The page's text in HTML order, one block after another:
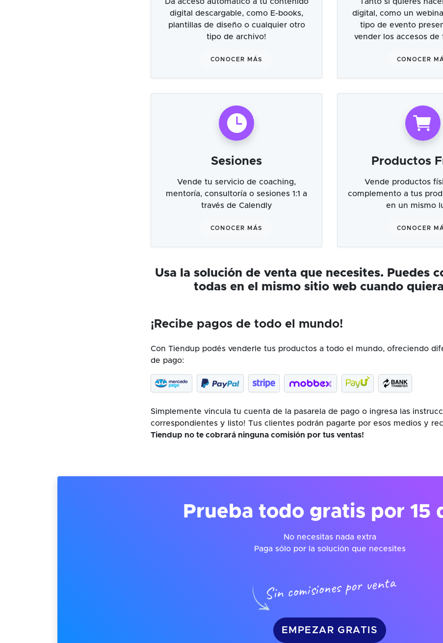
Da acceso automático a tu contenido
digital descargable, como E-books,
plantillas de diseño o cualquier otro
tipo de archivo!
CONOCER MÁS
Tanto si quieres
digital, como un
tipo de evento
vender los accesos de
CONOCER
Sesiones
Vende tu servicio de coaching,
mentoría, consultoría o sesiones 1:1 a
través de Calendly
CONOCER MÁS
Productos
Vende productos
complemento a tus
en un mismo
CONOCER
Usa la solución de venta que necesites. Puedes
todas en el mismo sitio web cuando
¡Recibe pagos de todo el mundo!
Con Tiendup podés venderle tus productos a todo el mundo, ofreciendo
de pago:
Simplemente vincula tu cuenta de la pasarela de pago o ingresa las
correspondientes y listo! Tus clientes podrán pagarte por esos medios y
Tiendup no te cobrará ninguna comisión por tus ventas!
Prueba todo gratis por 15
No necesitas nada extra
Paga sólo por la solución que necesites
Sin comisiones por venta
EMPEZAR GRATIS